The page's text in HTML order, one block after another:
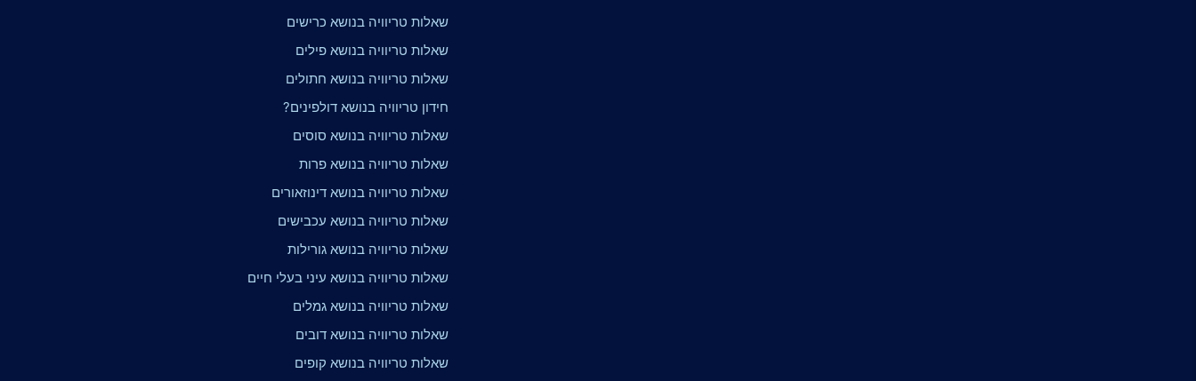
שאלות טריוויה בנושא כרישים
שאלות טריוויה בנושא פילים
שאלות טריוויה בנושא חתולים
חידון טריוויה בנושא דולפינים?
שאלות טריוויה בנושא סוסים
שאלות טריוויה בנושא פרות
שאלות טריוויה בנושא דינוזאורים
שאלות טריוויה בנושא עכבישים
שאלות טריוויה בנושא גורילות
שאלות טריוויה בנושא עיני בעלי חיים
שאלות טריוויה בנושא גמלים
שאלות טריוויה בנושא דובים
שאלות טריוויה בנושא קופים